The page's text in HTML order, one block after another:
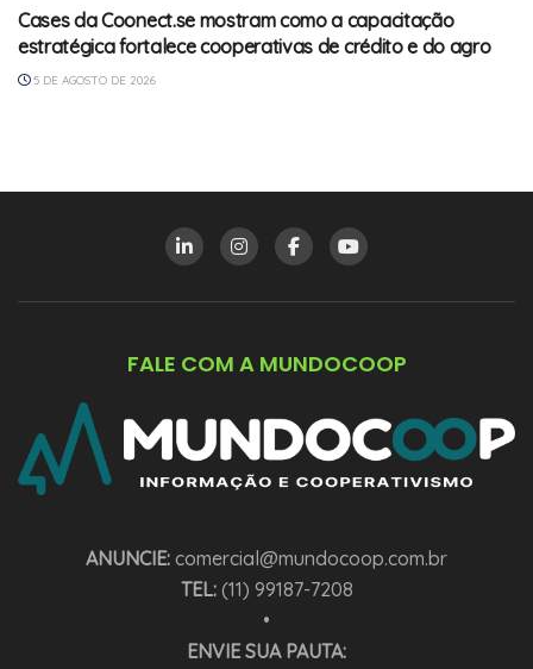
Cases da Coonect.se mostram como a capacitação
estratégica fortalece cooperativas de crédito e do agro
5 DE AGOSTO DE 2026
FALE COM A MUNDOCOOP
ANUNCIE: comercial@mundocoop.com.br
TEL:(11) 99187-7208
•
ENVIE SUA PAUTA: